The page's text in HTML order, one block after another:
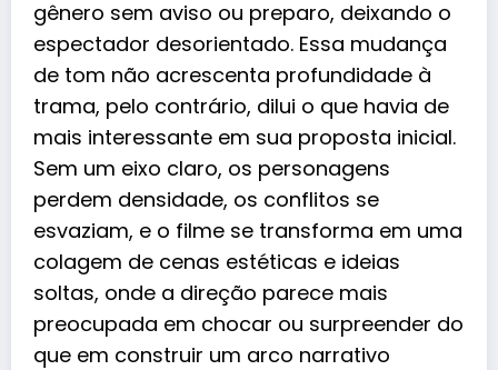
gênero sem aviso ou preparo, deixando o
espectador desorientado. Essa mudança
de tom não acrescenta profundidade à
trama, pelo contrário, dilui o que havia de
mais interessante em sua proposta inicial.
Sem um eixo claro, os personagens
perdem densidade, os conflitos se
esvaziam, e o filme se transforma em uma
colagem de cenas estéticas e ideias
soltas, onde a direção parece mais
preocupada em chocar ou surpreender do
que em construir um arco narrativo